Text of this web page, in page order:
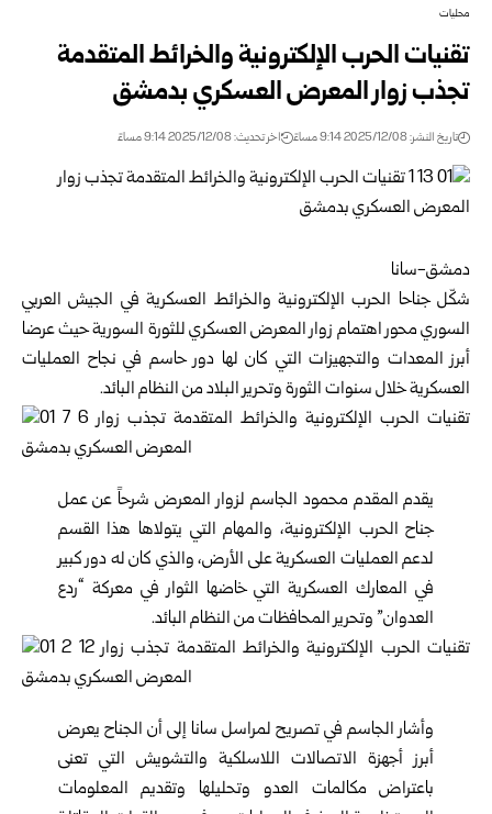
محليات
تقنيات الحرب الإلكترونية والخرائط المتقدمة
تجذب زوار المعرض العسكري بدمشق
تاريخ النشر: 2025/12/08 9:14 مساءً اخر تحديث: 2025/12/08 9:14 مساءً
دمشق-سانا
شكّل جناحا الحرب الإلكترونية والخرائط العسكرية في الجيش العربي
السوري محور اهتمام زوار المعرض العسكري للثورة السورية حيث عرضا
أبرز المعدات والتجهيزات التي كان لها دور حاسم في نجاح العمليات
العسكرية خلال سنوات الثورة وتحرير البلاد من النظام البائد.
يقدم المقدم محمود الجاسم لزوار المعرض شرحاً عن عمل
جناح الحرب الإلكترونية، والمهام التي يتولاها هذا القسم
لدعم العمليات العسكرية على الأرض، والذي كان له دور كبير
في المعارك العسكرية التي خاضها الثوار في معركة “ردع
العدوان” وتحرير المحافظات من النظام البائد.
وأشار الجاسم في تصريح لمراسل سانا إلى أن الجناح يعرض
أبرز أجهزة الاتصالات اللاسلكية والتشويش التي تعنى
باعتراض مكالمات العدو وتحليلها وتقديم المعلومات